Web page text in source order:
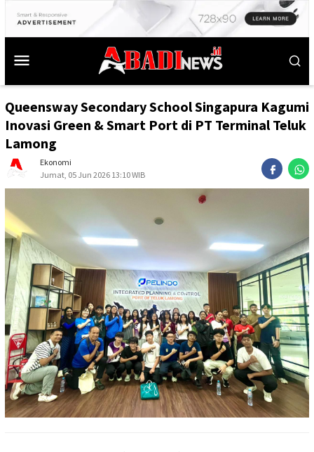
Queensway Secondary School Singapura Kagumi
Inovasi Green & Smart Port di PT Terminal Teluk
Lamong
Ekonomi
Jumat, 05 Jun 2026 13:10 WIB